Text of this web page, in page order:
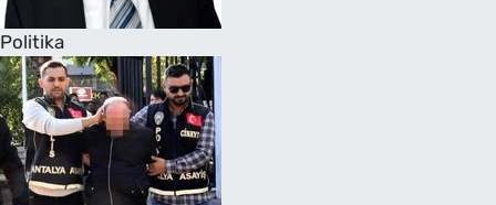
Politika